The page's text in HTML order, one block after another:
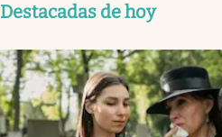
Destacadas de hoy